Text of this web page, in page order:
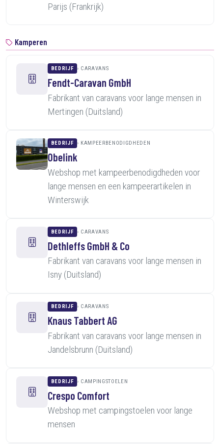
Parijs (Frankrijk)
Kamperen
BEDRIJF CARAVANS
Fendt-Caravan GmbH
Fabrikant van caravans voor lange mensen in
Mertingen (Duitsland)
BEDRIJF KAMPEERBENODIGDHEDEN
Obelink
Webshop met kampeerbenodigdheden voor
lange mensen en een kampeerartikelen in
Winterswijk
BEDRIJF CARAVANS
Dethleffs GmbH & Co
Fabrikant van caravans voor lange mensen in
Isny (Duitsland)
BEDRIJF CARAVANS
Knaus Tabbert AG
Fabrikant van caravans voor lange mensen in
Jandelsbrunn (Duitsland)
BEDRIJF CAMPINGSTOELEN
Crespo Comfort
Webshop met campingstoelen voor lange
mensen